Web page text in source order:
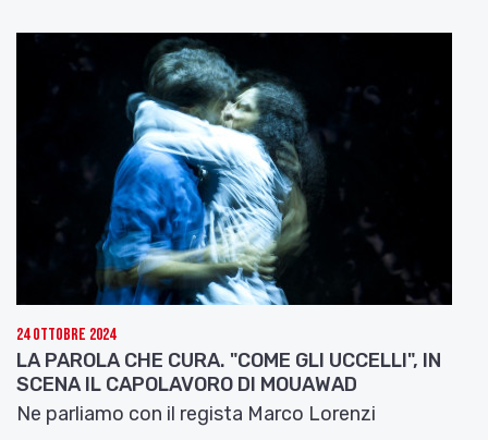
24 Ottobre 2024
LA PAROLA CHE CURA. "COME GLI UCCELLI", IN
SCENA IL CAPOLAVORO DI MOUAWAD
Ne parliamo con il regista Marco Lorenzi